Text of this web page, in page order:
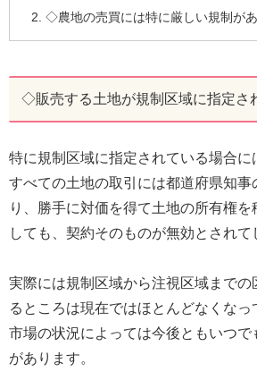
◇農地の売買には特に厳しい規制が
◇販売する土地が規制区域に指定さ
特に規制区域に指定されている場合に
すべての土地の取引には都道府県知事
り、勝手に対価を得て土地の所有権を
しても、契約そのものが無効とされて
実際には規制区域から注視区域までの
るところは現在ではほとんどなくな
市場の状況によっては今後ともいつで
があります。